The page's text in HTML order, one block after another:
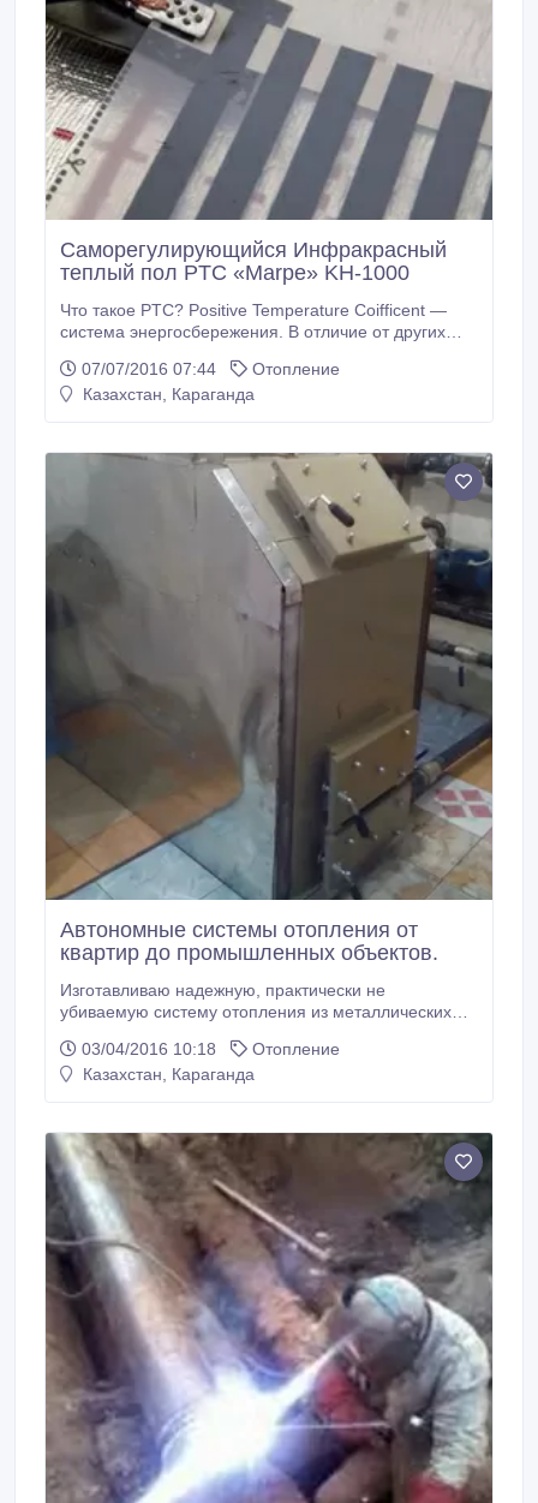
Саморегулирующийся Инфракрасный
теплый пол PTC «Marpe» KH-1000
Что такое PTC? Positive Temperature Coifficent ―
система энергосбережения. В отличие от других
экономить на потреблении электроэнергии, что
положительно сказывается на бюджете. Он, как и
влияние на здоровье.
07/07/2016 07:44
Отопление
Казахстан, Караганда
Автономные системы отопления от
квартир до промышленных объектов.
Изготавливаю надежную, практически не
убиваемую систему отопления из металлических
теплоносителя гарантирует безопасность и
большой срок службы. Энергонезависимость.
комплекс электромонтажных работ.
03/04/2016 10:18
Отопление
Казахстан, Караганда